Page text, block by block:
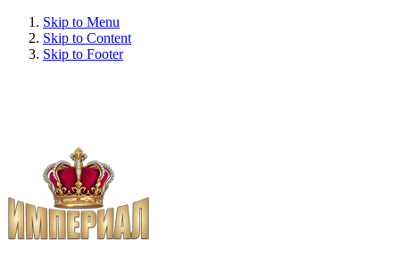
Skip to Menu
Skip to Content
Skip to Footer